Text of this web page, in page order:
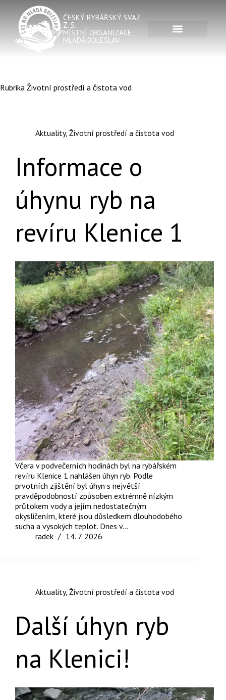
ČESKÝ RYBÁŘSKÝ SVAZ,
Z. S.
MÍSTNÍ ORGANIZACE
MLADÁ BOLESLAV
Rubrika Životní prostředí a čistota vod
Aktuality, Životní prostředí a čistota vod
Informace o
úhynu ryb na
revíru Klenice 1
Včera v podvečerních hodinách byl na rybářském
revíru Klenice 1 nahlášen úhyn ryb. Podle
prvotních zjištění byl úhyn s největší
pravděpodobností způsoben extrémně nízkým
průtokem vody a jejím nedostatečným
okysličením, které jsou důsledkem dlouhodobého
sucha a vysokých teplot. Dnes v…
radek
14. 7. 2026
Aktuality, Životní prostředí a čistota vod
Další úhyn ryb
na Klenici!